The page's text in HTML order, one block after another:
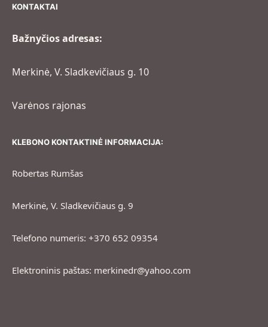
KONTAKTAI
Bažnyčios adresas:
Merkinė, V. Sladkevičiaus g. 10
Varėnos rajonas
KLEBONO KONTAKTINĖ INFORMACIJA:
Robertas Rumšas
Merkinė, V. Sladkevičiaus g. 9
Telefono numeris: +370 652 09354
Elektroninis paštas: merkinedr@yahoo.com